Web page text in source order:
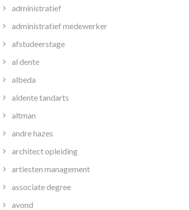
administratief
administratief medewerker
afstudeerstage
al dente
albeda
aldente tandarts
altman
andre hazes
architect opleiding
artiesten management
associate degree
avond